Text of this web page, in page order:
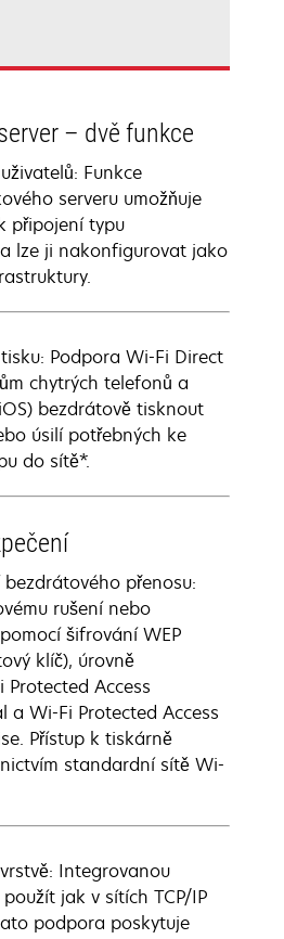
– dvě funkce
Funkce
serveru umožňuje
připojení typu
lze ji nakonfigurovat jako
Podpora Wi-Fi Direct
chytrých telefonů a
bezdrátově tisknout
úsilí potřebných ke
do sítě*.
přenosu:
rušení nebo
šifrování WEP
klíč), úrovně
Protected Access
a Wi-Fi Protected Access
Přístup k tiskárně
standardní sítě Wi-
Integrovanou
jak v sítích TCP/IP
podpora poskytuje